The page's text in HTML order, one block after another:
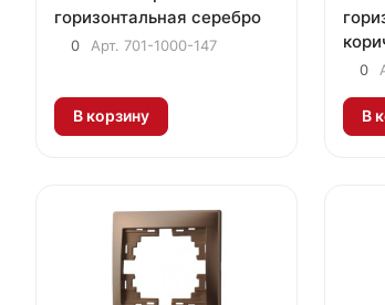
горизонтальная серебро
0 Арт. 701-1000-147
В корзину
0
В